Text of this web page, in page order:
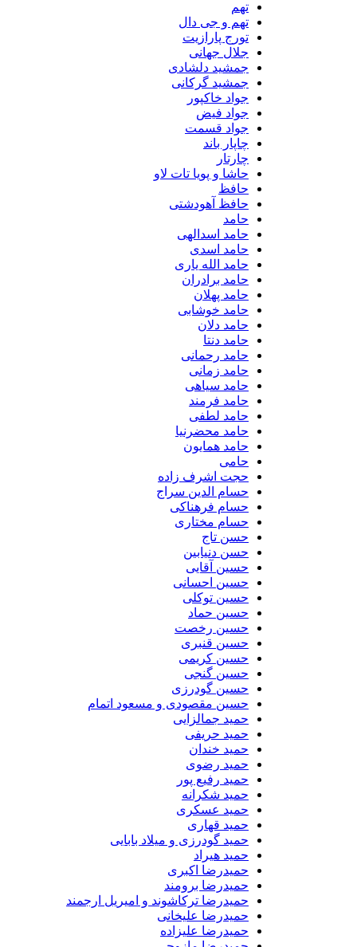
تهم و جی دال
تورج پارازیت
جلال جهانی
جمشید دلشادی
جمشید گرکانی
جواد خاکپور
جواد فیض
جواد قسمت
چاپار باند
حاشا و پویا تات لاو
حافظ آهودشتی
حامد اسدالهی
حامد اسدی
حامد الله یاری
حامد برادران
حامد پهلان
حامد خوشابی
حامد دلان
حامد دنتا
حامد رحمانی
حامد زمانی
حامد سیاهی
حامد فرمند
حامد لطفی
حامد محضرنیا
حامد همایون
حجت اشرف زاده
حسام الدین سراج
حسام فرهناکی
حسام مختاری
حسن تاج
حسن دنیابین
حسین آقایی
حسین احسانی
حسین توکلی
حسین حماد
حسین رخصت
حسین قنبری
حسین کریمی
حسین گنجی
حسین گودرزی
حسین مقصودی و مسعود اتمام
حمید جمالزایی
حمید حریفی
حمید خندان
حمید رضوی
حمید رفیع پور
حمید شکرانه
حمید عسکری
حمید قهاری
حمید گودرزی و میلاد بابایی
حمید هیراد
حمیدرضا اکبری
حمیدرضا برومند
حمیدرضا ترکاشوند و امیریل ارجمند
حمیدرضا علیخانی
حمیدرضا علیزاده